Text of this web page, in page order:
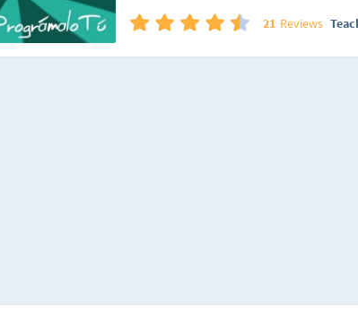
resultados muy satisfactorios después de
de la misma obtener resultados reales.
21 Reviews